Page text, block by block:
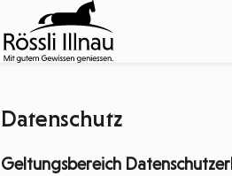
Datenschutz
Geltungsbereich